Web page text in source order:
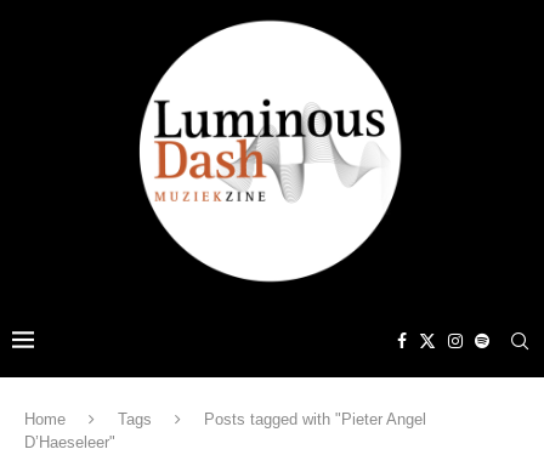
Home Tags
Posts tagged with "Pieter Angel
D’Haeseleer"